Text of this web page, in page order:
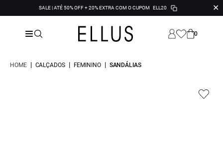
SALE | ATÉ 50% OFF + 20% EXTRA COM O CUPOM ELL20 ✕
0
HOME | CALÇADOS | FEMININO | SANDÁLIAS